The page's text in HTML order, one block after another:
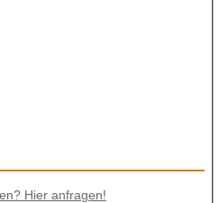
Hier anfragen!